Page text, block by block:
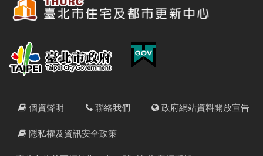
個資聲明 聯絡我們 政府網站資料開放宣告
隱私權及資訊安全政策